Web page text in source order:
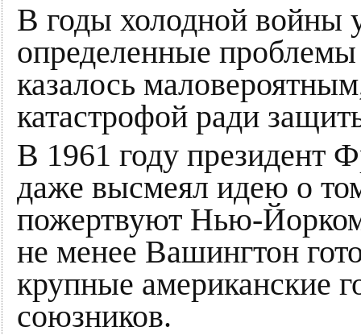
В годы холодной войны
определенные
казалось
катастрофой ради
В 1961 году президент
даже высмеял идею о
пожертвуют Нью-
не менее Вашингтон
крупные американские
союзников.